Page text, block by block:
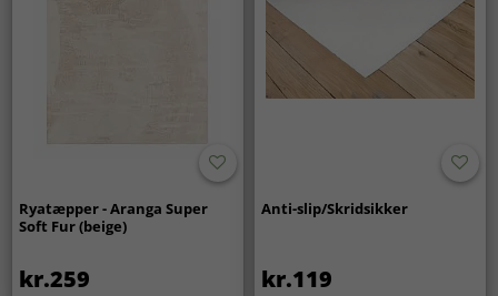
Ryatæpper - Aranga Super
Soft Fur (beige)
kr.259
Anti-slip/Skridsikker
kr.119